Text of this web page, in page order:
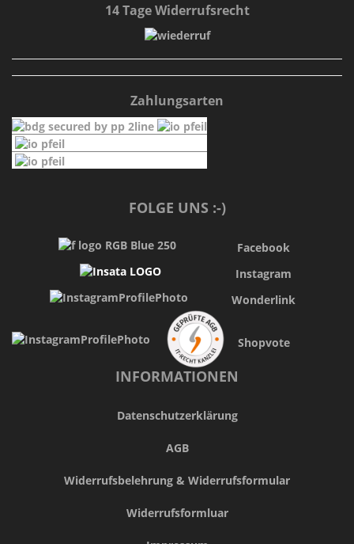
14 Tage Widerrufsrecht
Zahlungsarten
FOLGE UNS :-)
Facebook
Instagram
Wonderlink
Shopvote
INFORMATIONEN
Datenschutzerklärung
AGB
Widerrufsbelehrung & Widerrufsformular
Widerrufsformluar